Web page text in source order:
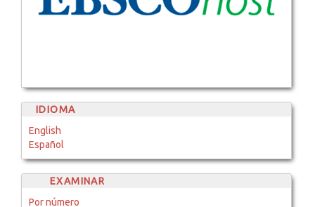
IDIOMA
English
Español
EXAMINAR
Por número